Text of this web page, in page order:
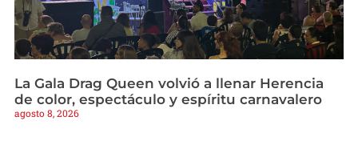
La Gala Drag Queen volvió a llenar Herencia
de color, espectáculo y espíritu carnavalero
agosto 8, 2026